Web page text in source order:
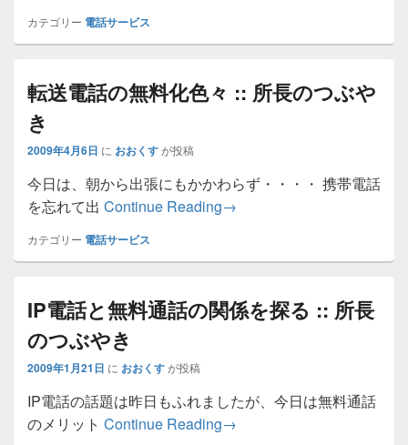
カテゴリー 電話サービス
転送電話の無料化色々 :: 所長のつぶや
き
2009年4月6日 に おおくすが投稿
今日は、朝から出張にもかかわらず・・・・ 携帯電話
を忘れて出 Continue Reading転送電話の無料化色々 :: 所
→
カテゴリー 電話サービス
IP電話と無料通話の関係を探る :: 所長
のつぶやき
2009年1月21日 に おおくすが投稿
IP電話の話題は昨日もふれましたが、今日は無料通話
のメリット Continue ReadingIP電話と無料通話の関係を
→